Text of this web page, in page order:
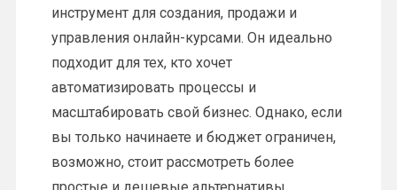
инструмент для создания, продажи и
управления онлайн-курсами. Он идеально
подходит для тех, кто хочет
автоматизировать процессы и
масштабировать свой бизнес. Однако, если
вы только начинаете и бюджет ограничен,
возможно, стоит рассмотреть более